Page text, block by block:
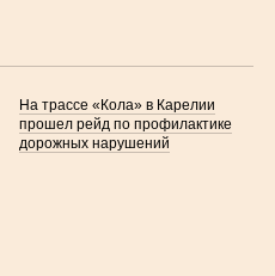
На трассе «Кола» в Карелии
прошел рейд по профилактике
дорожных нарушений